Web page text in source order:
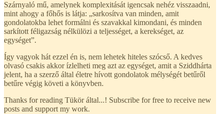
Szárnyaló mű, amelynek komplexitását igencsak nehéz visszaadni,
mint ahogy a főhős is látja: „sarkosítva van minden, amit
gondolatokba lehet formálni és szavakkal kimondani, és minden
sarkított féligazság nélkülözi a teljességet, a kerekséget, az
egységet”.
Így vagyok hát ezzel én is, nem lehetek hiteles szócső. A kedves
olvasó csakis akkor ízlelheti meg azt az egységet, amit a Sziddhárta
jelent, ha a szerző által életre hívott gondolatok mélységét betűről
betűre végig követi a könyvben.
Thanks for reading Tükör által...! Subscribe for free to receive new
posts and support my work.